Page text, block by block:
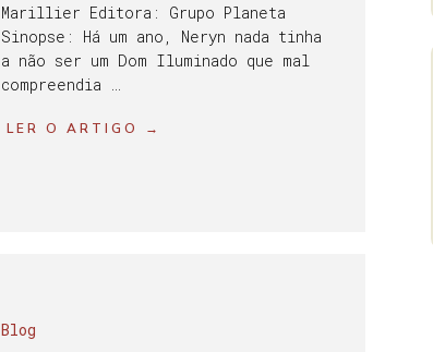
Marillier Editora: Grupo Planeta
Sinopse: Há um ano, Neryn nada tinha
a não ser um Dom Iluminado que mal
compreendia …
LER O ARTIGO →
Blog